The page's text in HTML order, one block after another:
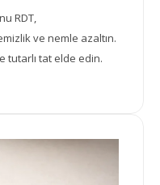
RDT,
ve nemle azaltın.
tutarlı tat elde edin.